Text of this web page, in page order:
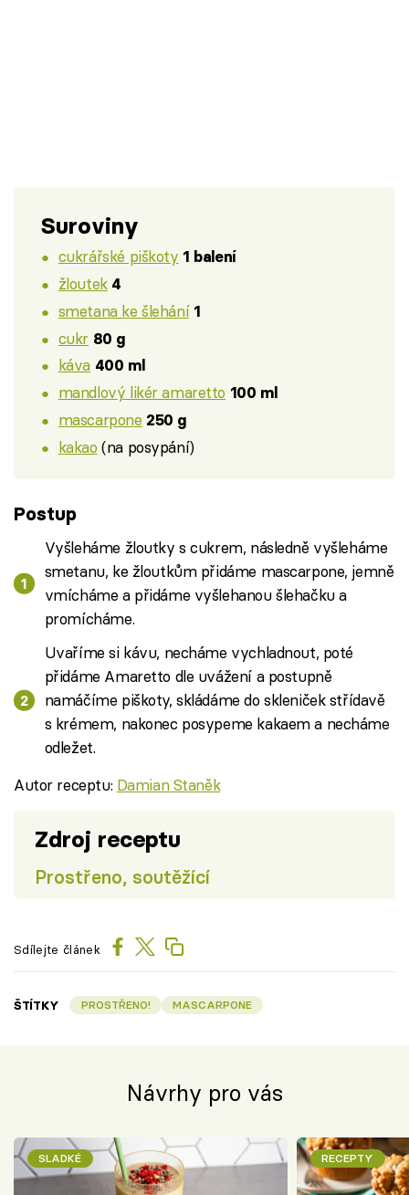
Suroviny
cukrářské piškoty 1 balení
žloutek 4
smetana ke šlehání 1
cukr 80 g
káva 400 ml
mandlový likér amaretto 100 ml
mascarpone 250 g
kakao (na posypání)
Postup
Vyšleháme žloutky s cukrem, následně vyšleháme
smetanu, ke žloutkům přidáme mascarpone, jemně
vmícháme a přidáme vyšlehanou šlehačku a
promícháme.
Uvaříme si kávu, necháme vychladnout, poté
přidáme Amaretto dle uvážení a postupně
namáčíme piškoty, skládáme do skleniček střídavě
s krémem, nakonec posypeme kakaem a necháme
odležet.
Autor receptu: Damian Staněk
Zdroj receptu
Prostřeno, soutěžící
Sdílejte článek
ŠTÍTKY PROSTŘENO! MASCARPONE
Návrhy pro vás
SLADKÉ RECEPTY